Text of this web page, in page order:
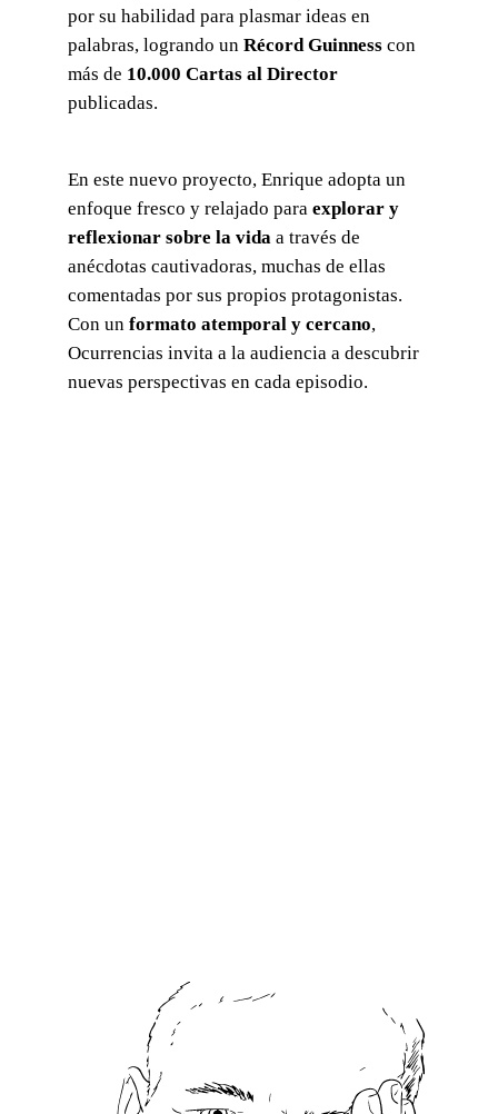
por su habilidad para plasmar ideas en
palabras, logrando un Récord Guinnesscon
más de 10.000 Cartas al Director
publicadas.
En este nuevo proyecto, Enrique adopta un
enfoque fresco y relajado para explorar y
reflexionar sobre la vidaa través de
anécdotas cautivadoras, muchas de ellas
comentadas por sus propios protagonistas.
Con un formato atemporal y cercano,
Ocurrencias invita a la audiencia a descubrir
nuevas perspectivas en cada episodio.